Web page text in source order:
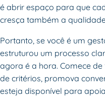
é abrir espaço para que
cresça também a
Portanto, se você é um
estruturou um processo
agora é a hora. Comece
de critérios, promova
esteja disponível para